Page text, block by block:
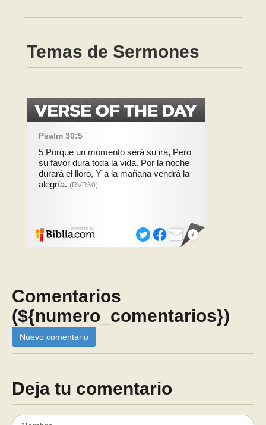
Temas de Sermones
Comentarios
(${numero_comentarios})
Nuevo comentario
Deja tu comentario